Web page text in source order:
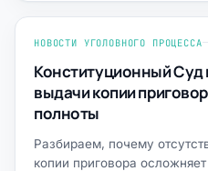
НОВОСТИ УГОЛОВНОГО ПРОЦЕССА
Конституционный Суд
выдачи копии
полноты
Разбираем, почему
копии приговора